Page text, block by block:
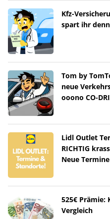
Kfz-
spart ihr
Tom by
neue
ooono CO-
Lidl Outlet
RICHTIG
Neue
525€ Prämie:
Vergleich